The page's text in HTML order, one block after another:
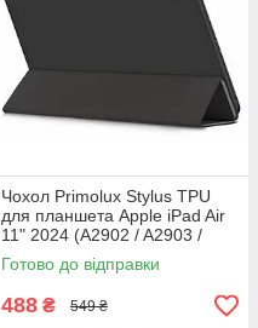
Чохол Primolux Stylus TPU
для планшета Apple iPad Air
11" 2024 (A2902 / A2903 /
A2904) - Black
Готово до відправки
488 ₴ 549 ₴